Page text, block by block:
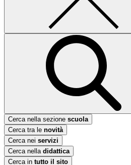
Cerca nella sezione scuola
Cerca tra le novità
Cerca nei servizi
Cerca nella didattica
Cerca in tutto il sito